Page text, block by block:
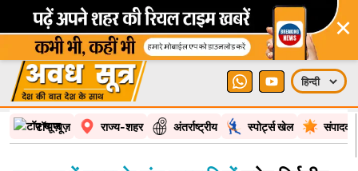
×
टॉप न्यूज़ राज्य-शहर अंतर्राष्ट्रीय स्पोर्ट्स खेल